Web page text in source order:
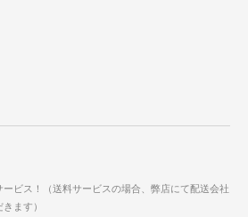
ビス！（送料サービスの場合、弊店にて配送会社
ます）